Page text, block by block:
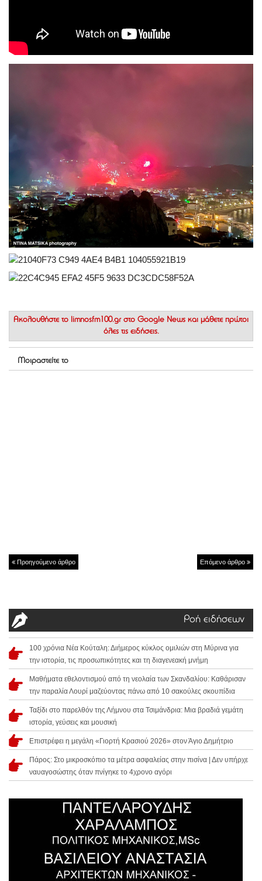
Ακολουθήστε το limnosfm100.gr στο Google News και μάθετε πρώτοι
όλες τις ειδήσεις.
Μοιραστείτε το
Προηγούμενο άρθρο Επόμενο άρθρο
Ροή ειδήσεων
100 χρόνια Νέα Κούταλη: Διήμερος κύκλος ομιλιών στη Μύρινα για
την ιστορία, τις προσωπικότητες και τη διαγενεακή μνήμη
Μαθήματα εθελοντισμού από τη νεολαία των Σκανδαλίου: Καθάρισαν
την παραλία Λουρί μαζεύοντας πάνω από 10 σακούλες σκουπίδια
Ταξίδι στο παρελθόν της Λήμνου στα Τσιμάνδρια: Μια βραδιά γεμάτη
ιστορία, γεύσεις και μουσική
Επιστρέφει η μεγάλη «Γιορτή Κρασιού 2026» στον Άγιο Δημήτριο
Πάρος: Στο μικροσκόπιο τα μέτρα ασφαλείας στην πισίνα | Δεν υπήρχε
ναυαγοσώστης όταν πνίγηκε το 4χρονο αγόρι